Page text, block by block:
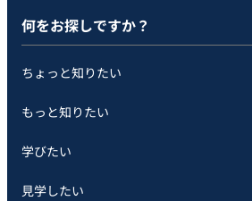
何をお探しですか？
ちょっと知りたい
もっと知りたい
学びたい
見学したい